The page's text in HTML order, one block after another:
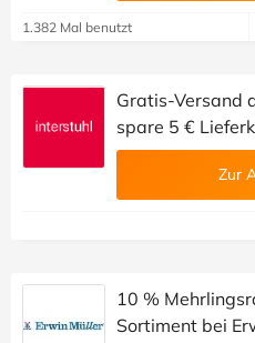
1.382 Mal benutzt
Gratis-Versand
spare 5 €
Zur
10 %
Sortiment bei